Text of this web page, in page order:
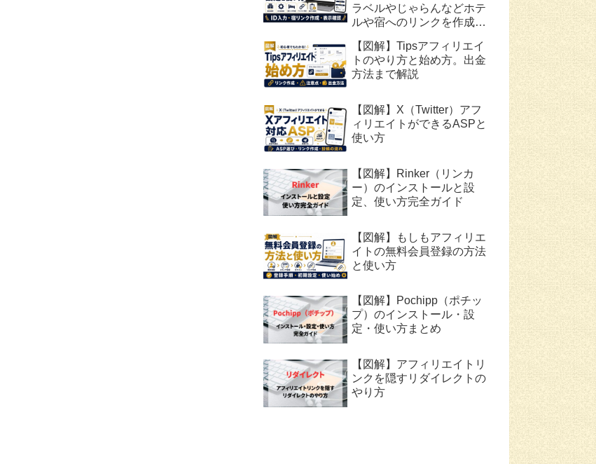
ラベルやじゃらんなどホテ
ルや宿へのリンクを作成で
【図解】Tipsアフィリエイ
トのやり方と始め方。出金
方法まで解説
【図解】X（Twitter）アフ
ィリエイトができるASPと
使い方
【図解】Rinker（リンカ
ー）のインストールと設
定、使い方完全ガイド
【図解】もしもアフィリエ
イトの無料会員登録の方法
と使い方
【図解】Pochipp（ポチッ
プ）のインストール・設
定・使い方まとめ
【図解】アフィリエイトリ
ンクを隠すリダイレクトの
やり方